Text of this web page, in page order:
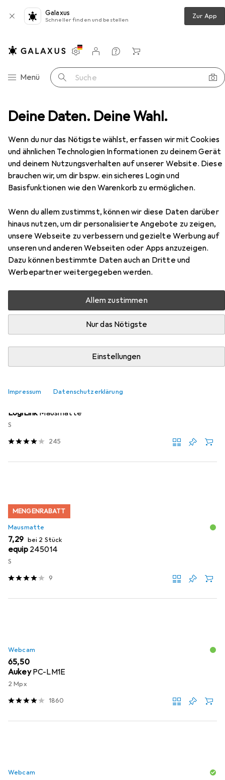
Deine Daten. Deine Wahl.
Wenn du nur das Nötigste wählst, erfassen wir mit Cookies
und ähnlichen Technologien Informationen zu deinem Gerät
und deinem Nutzungsverhalten auf unserer Website. Diese
brauchen wir, um dir bspw. ein sicheres Login und
Basisfunktionen wie den Warenkorb zu ermöglichen.
Wenn du allem zustimmst, können wir diese Daten darüber
hinaus nutzen, um dir personalisierte Angebote zu zeigen,
unsere Webseite zu verbessern und gezielte Werbung auf
unseren und anderen Webseiten oder Apps anzuzeigen.
Dazu können bestimmte Daten auch an Dritte und
Werbepartner weitergegeben werden.
Allem zustimmen
Nur das Nötigste
Einstellungen
Impressum Datenschutzerklärung
Galaxus
Schneller finden und bestellen Zur App
Navigation nach Kategorien
Menü Suche
Einstellungen
Kundenkonto
Vergleichslisten
Merklisten
Warenkorb
Mäuse + Tastaturen Maus LogiLink ID0016
EUR
6,20
LogiLink ID0016
Kabelgebunden
Zubehör für LogiLink ID0016
Hier findest du passendes Zubehör zum Produkt LogiLink
ID0016 aus den Kategorien Mausmatte und Webcam.
Relevanz
Produktliste
Mausmatte
LogiLinkMausmatte
S
245
MENGENRABATT
Mausmatte
EUR
7,29 bei 2 Stück
equip 245014
S
9
Webcam
EUR
65,50
Aukey PC-LM1E
2 Mpx
1860
Webcam